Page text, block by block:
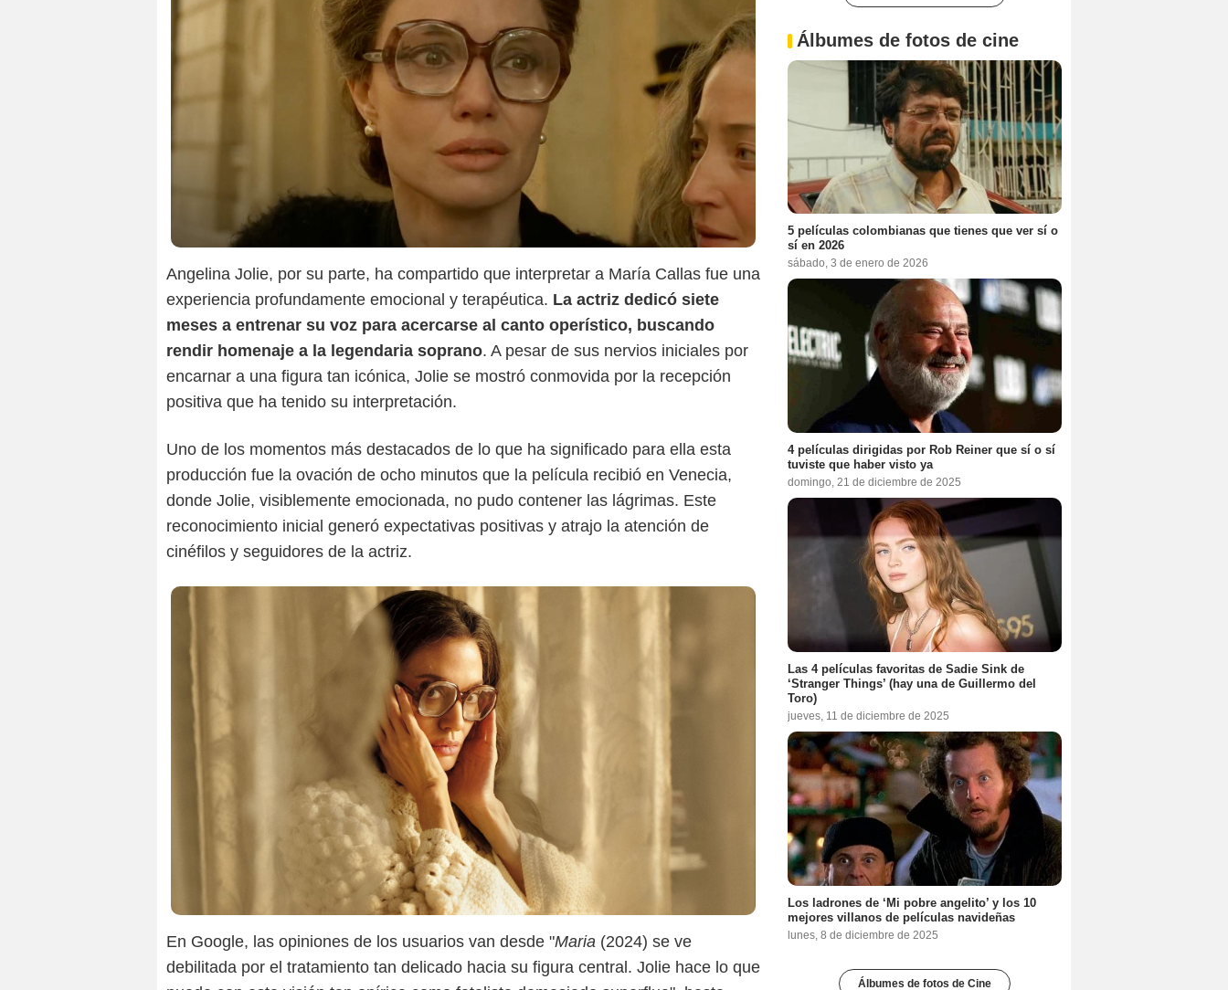
Angelina Jolie, por su parte, ha compartido que interpretar a María Callas fue una
experiencia profundamente emocional y terapéutica. La actriz dedicó siete
meses a entrenar su voz para acercarse al canto operístico, buscando
rendir homenaje a la legendaria soprano. A pesar de sus nervios iniciales por
encarnar a una figura tan icónica, Jolie se mostró conmovida por la recepción
positiva que ha tenido su interpretación.
Uno de los momentos más destacados de lo que ha significado para ella esta
producción fue la ovación de ocho minutos que la película recibió en Venecia,
donde Jolie, visiblemente emocionada, no pudo contener las lágrimas. Este
reconocimiento inicial generó expectativas positivas y atrajo la atención de
cinéfilos y seguidores de la actriz.
Netflix
En Google, las opiniones de los usuarios van desde "Maria (2024) se ve
debilitada por el tratamiento tan delicado hacia su figura central. Jolie hace lo que
Álbumes de fotos de cine
5 películas colombianas que tienes que ver sí o
sí en 2026
sábado, 3 de enero de 2026
4 películas dirigidas por Rob Reiner que sí o sí
tuviste que haber visto ya
domingo, 21 de diciembre de 2025
Las 4 películas favoritas de Sadie Sink de
‘Stranger Things’ (hay una de Guillermo del
Toro)
jueves, 11 de diciembre de 2025
Los ladrones de ‘Mi pobre angelito’ y los 10
mejores villanos de películas navideñas
lunes, 8 de diciembre de 2025
Álbumes de fotos de Cine